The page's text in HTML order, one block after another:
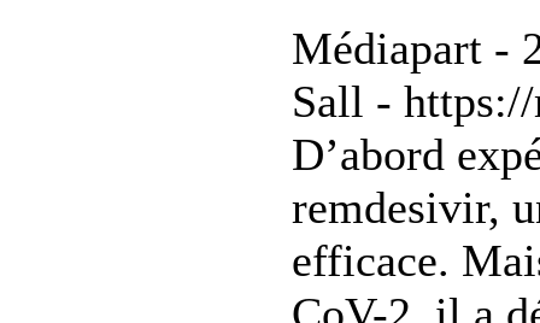
Médiapart -
Sall -
D’abord
remdesivir,
efficace.